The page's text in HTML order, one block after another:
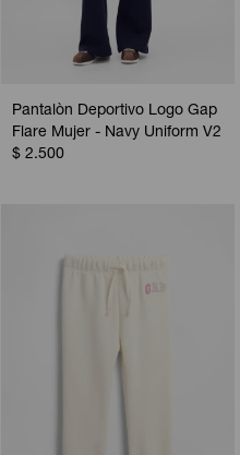
Pantalòn Deportivo Logo Gap
Flare Mujer - Navy Uniform V2
$ 2.500